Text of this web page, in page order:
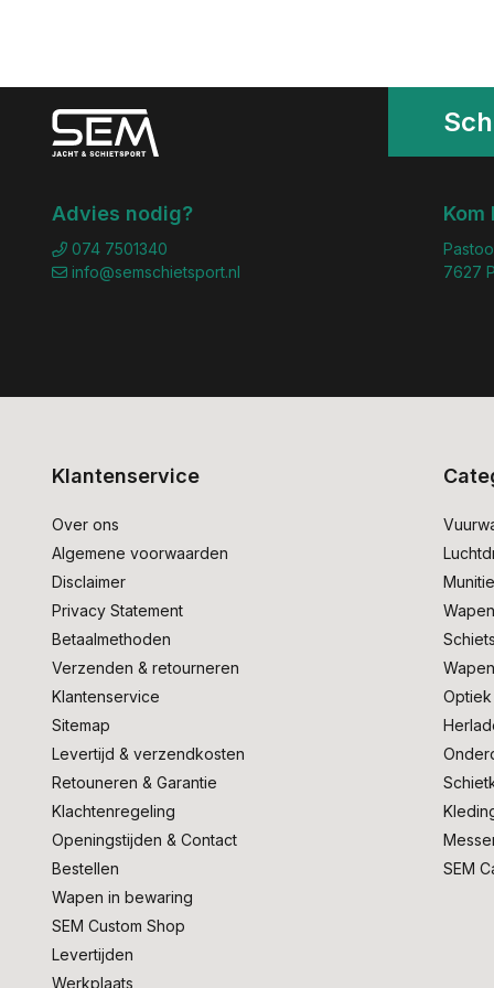
Advies nodig?
074 7501340
info@semschietsport.nl
Kom
7627
Klantenservice
Over ons
Algemene voorwaarden
Disclaimer
Privacy Statement
Betaalmethoden
Verzenden & retourneren
Klantenservice
Sitemap
Levertijd & verzendkosten
Retouneren & Garantie
Klachtenregeling
Openingstijden & Contact
Bestellen
Wapen in bewaring
SEM Custom Shop
Levertijden
Werkplaats
Munitie
Optiek
SEM